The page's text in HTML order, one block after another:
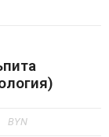
BYN